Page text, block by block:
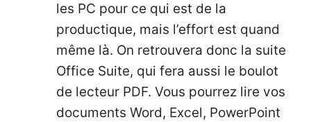
les PC pour ce qui est de la
productique, mais l’effort est quand
même là. On retrouvera donc la suite
Office Suite, qui fera aussi le boulot
de lecteur PDF. Vous pourrez lire vos
documents Word, Excel, PowerPoint